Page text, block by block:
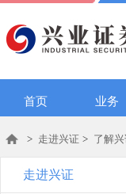
首页 业务
> 走进兴证 > 了解
走进兴证